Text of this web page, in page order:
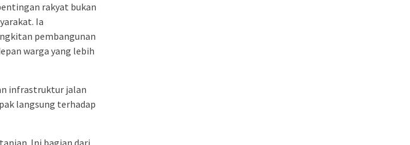
rakyat bukan
Ia
pembangunan
warga yang lebih
infrastruktur jalan
langsung terhadap